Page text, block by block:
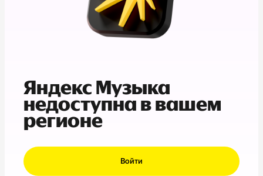
Яндекс Музыка
недоступна в вашем
регионе
Войти